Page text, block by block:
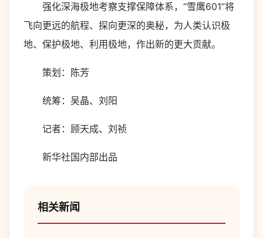
强化深海极地考察支撑保障体系，“雪鹰601”将
飞向更远的航程、探向更深的奥秘，为人类认识极
地、保护极地、利用极地，作出新的更大贡献。
策划：陈芳
统筹：吴晶、刘阳
记者：顾天成、刘祯
新华社国内部出品
相关新闻